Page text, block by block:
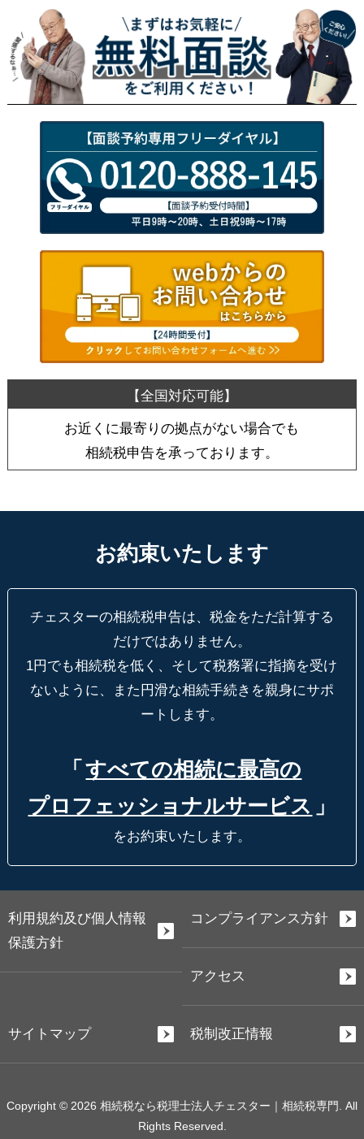
お近くに最寄りの拠点がない場合でも
相続税申告を承っております。
お約束いたします
チェスターの相続税申告は、税金をただ計算する
だけではありません。
1円でも相続税を低く、そして税務署に指摘を受け
ないように、
また円滑な相続手続きを親身にサポ
ートします。
「 すべての相続に最高の
プロフェッショナルサービス 」
をお約束いたします。
利用規約及び個人情報
保護方針
コンプライアンス方針
アクセス
サイトマップ 税制改正情報
Copyright © 2026 相続税なら税理士法人チェスター｜相続税専門. All
Rights Reserved.